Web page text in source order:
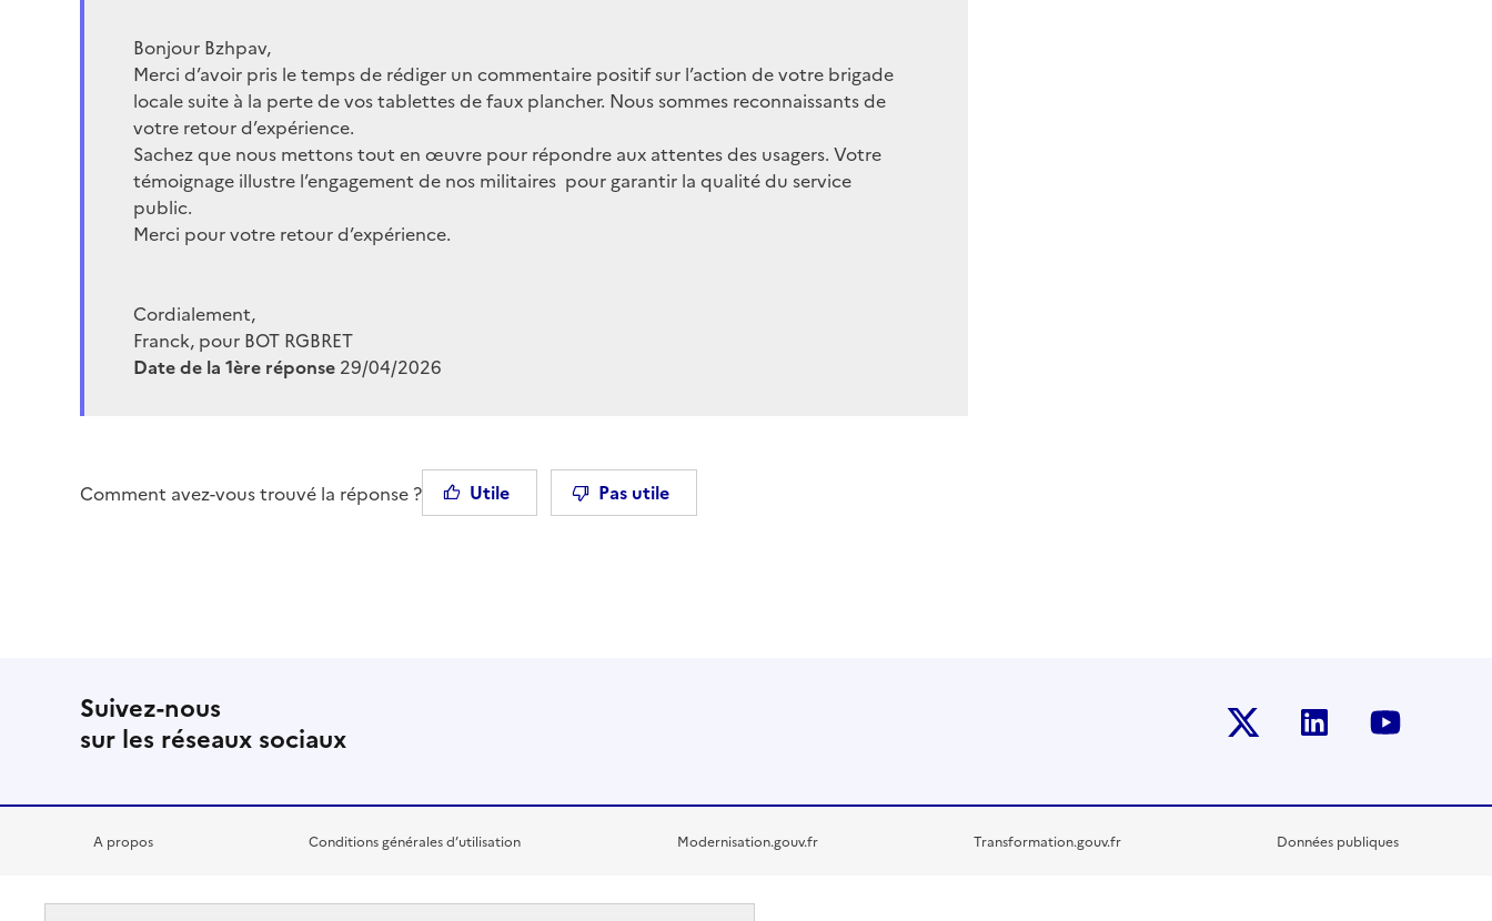
Bonjour Bzhpav,
Merci d’avoir pris le temps de rédiger un commentaire positif sur l’action de votre brigade
locale suite à la perte de vos tablettes de faux plancher. Nous sommes reconnaissants de
votre retour d’expérience.
Sachez que nous mettons tout en œuvre pour répondre aux attentes des usagers. Votre
témoignage illustre l’engagement de nos militaires pour garantir la qualité du service
public.
Merci pour votre retour d’expérience.
Cordialement,
Franck, pour BOT RGBRET
Date de la 1ère réponse 29/04/2026
Comment avez-vous trouvé la réponse ? Utile Pas utile
Suivez-nous
sur les réseaux sociaux
Twitter-x Linkedin
A propos Conditions générales d’utilisation Modernisation.gouv.fr Transformation.gouv.fr Données publiques